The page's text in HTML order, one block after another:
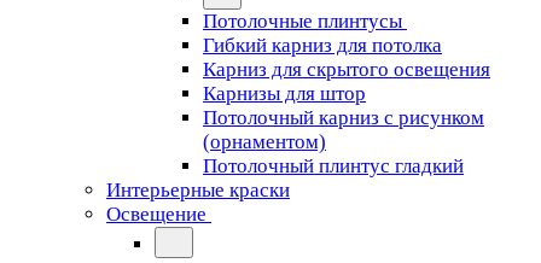
Потолочные плинтусы
Гибкий карниз для потолка
Карниз для скрытого освещения
Карнизы для штор
Потолочный карниз с рисунком
(орнаментом)
Потолочный плинтус гладкий
Интерьерные краски
Освещение